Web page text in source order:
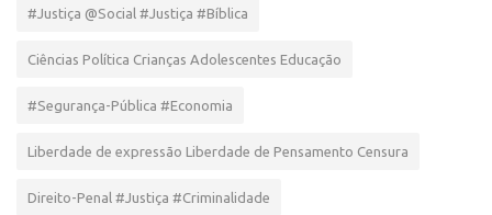
#Justiça @Social #Justiça #Bíblica
Ciências Política Crianças Adolescentes Educação
#Segurança-Pública #Economia
Liberdade de expressão Liberdade de Pensamento Censura
Direito-Penal #Justiça #Criminalidade